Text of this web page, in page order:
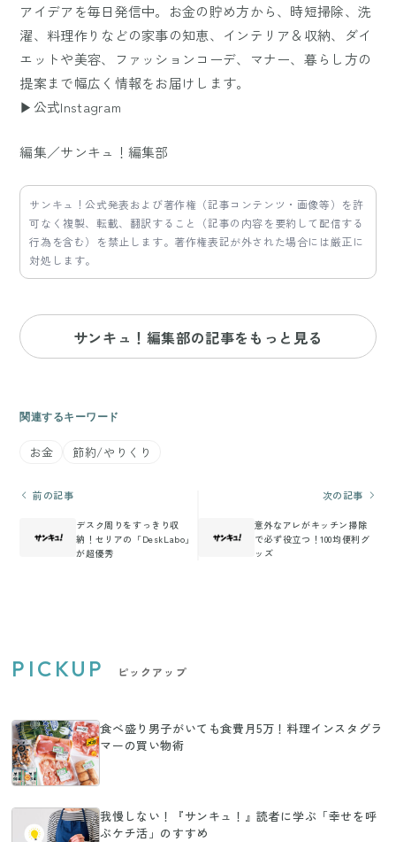
アイデアを毎日発信中。お金の貯め方から、時短掃除、洗
濯、料理作りなどの家事の知恵、インテリア＆収納、ダイ
エットや美容、ファッションコーデ、マナー、暮らし方の
提案まで幅広く情報をお届けします。
▶公式Instagram
編集／サンキュ！編集部
サンキュ！公式発表および著作権（記事コンテンツ・画像等）を許
可なく複製、転載、翻訳すること（記事の内容を要約して配信する
行為を含む）を禁止します。著作権表記が外された場合には厳正に
対処します。
サンキュ！編集部の記事をもっと見る
関連するキーワード
お金 節約/やりくり
前の記事
デスク周りをすっきり収
納！セリアの「DeskLabo」
が超優秀
次の記事
意外なアレがキッチン掃除
で必ず役立つ！100均便利グ
ッズ
PICKUP ピックアップ
食べ盛り男子がいても食費月5万！料理インスタグラ
マーの買い物術
我慢しない！『サンキュ！』読者に学ぶ「幸せを呼
ぶケチ活」のすすめ